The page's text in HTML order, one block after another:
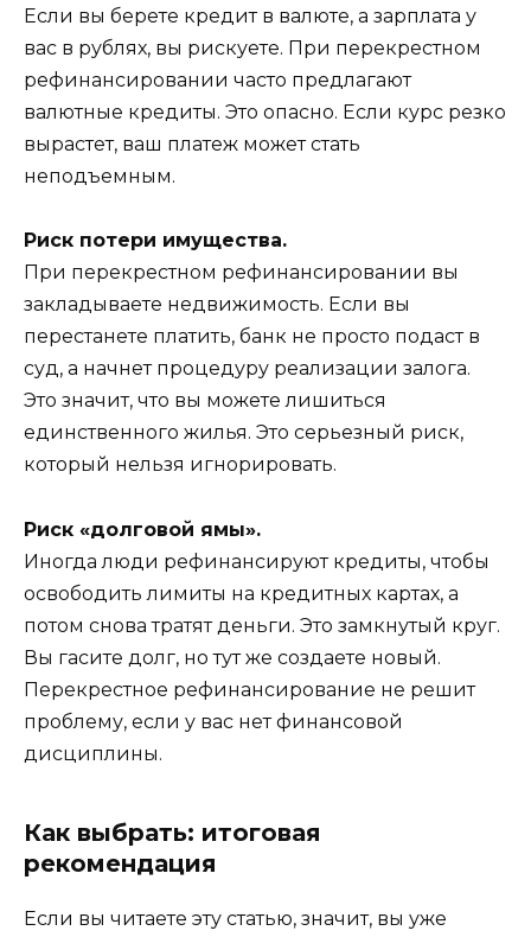
Если вы берете кредит в валюте, а зарплата у
вас в рублях, вы рискуете. При перекрестном
рефинансировании часто предлагают
валютные кредиты. Это опасно. Если курс резко
вырастет, ваш платеж может стать
неподъемным.
Риск потери имущества.
При перекрестном рефинансировании вы
закладываете недвижимость. Если вы
перестанете платить, банк не просто подаст в
суд, а начнет процедуру реализации залога.
Это значит, что вы можете лишиться
единственного жилья. Это серьезный риск,
который нельзя игнорировать.
Риск «долговой ямы».
Иногда люди рефинансируют кредиты, чтобы
освободить лимиты на кредитных картах, а
потом снова тратят деньги. Это замкнутый круг.
Вы гасите долг, но тут же создаете новый.
Перекрестное рефинансирование не решит
проблему, если у вас нет финансовой
дисциплины.
Как выбрать: итоговая
рекомендация
Если вы читаете эту статью, значит, вы уже